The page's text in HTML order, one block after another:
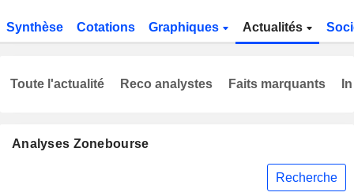
Synthèse Cotations Graphiques Actualités
Analyses Zonebourse
Recherche
Toute l'actualité Reco analystes Faits marquants